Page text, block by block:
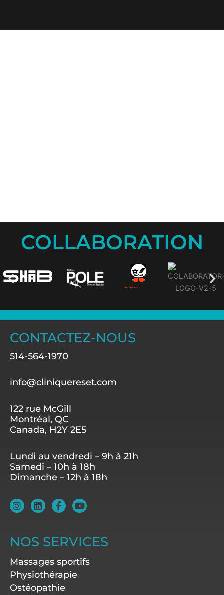
COLLABORATION
CONTACTEZ-NOUS
514-564-1970
info@cliniquereset.com
122 rue McGill
Montréal, QC
Canada, H2Y 2E5
Lundi au vendredi – 9h à 21h
Samedi – 10h à 18h
Dimanche – 12h à 18h
I
n
a
g
r
a
m
L
i
e
d
n
F
a
b
o
k
-
f
Y
o
u
b
e
NOS SERVICES
Massages sportifs
Physiothérapie
Ostéopathie